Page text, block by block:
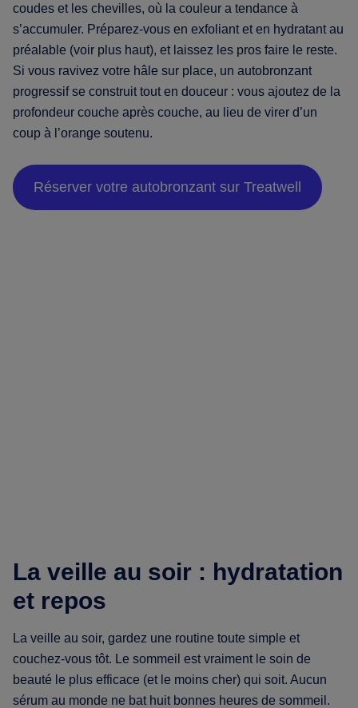
coudes et les chevilles, où la couleur a tendance à
s’accumuler. Préparez-vous en exfoliant et en hydratant au
préalable (voir plus haut), et laissez les pros faire le reste.
Si vous ravivez votre hâle sur place, un autobronzant
progressif se construit tout en douceur : vous ajoutez de la
profondeur couche après couche, au lieu de virer d’un
coup à l’orange soutenu.
Réserver votre autobronzant sur Treatwell
La veille au soir : hydratation
et repos
La veille au soir, gardez une routine toute simple et
couchez-vous tôt. Le sommeil est vraiment le soin de
beauté le plus efficace (et le moins cher) qui soit. Aucun
sérum au monde ne bat huit bonnes heures de sommeil.